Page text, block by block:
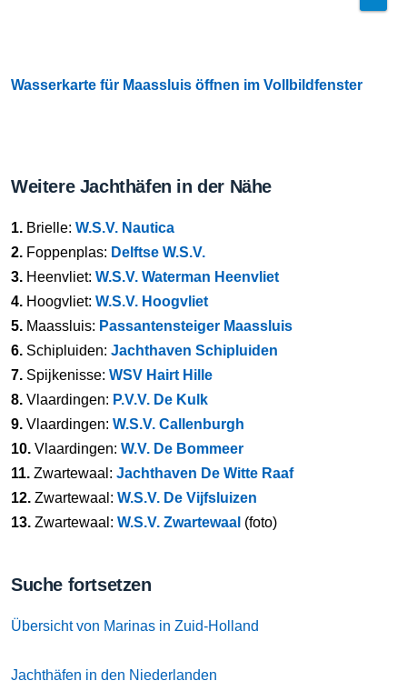
Wasserkarte für Maassluis öffnen im Vollbildfenster
Weitere Jachthäfen in der Nähe
1. Brielle: W.S.V. Nautica
2. Foppenplas: Delftse W.S.V.
3. Heenvliet: W.S.V. Waterman Heenvliet
4. Hoogvliet: W.S.V. Hoogvliet
5. Maassluis: Passantensteiger Maassluis
6. Schipluiden: Jachthaven Schipluiden
7. Spijkenisse: WSV Hairt Hille
8. Vlaardingen: P.V.V. De Kulk
9. Vlaardingen: W.S.V. Callenburgh
10. Vlaardingen: W.V. De Bommeer
11. Zwartewaal: Jachthaven De Witte Raaf
12. Zwartewaal: W.S.V. De Vijfsluizen
13. Zwartewaal: W.S.V. Zwartewaal (foto)
Suche fortsetzen
Übersicht von Marinas in Zuid-Holland
Jachthäfen in den Niederlanden